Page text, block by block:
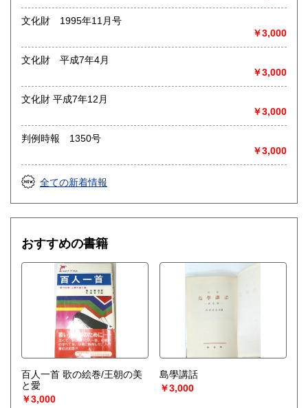
営業時間：-
定休日：-
書籍の買取について
○出張買取は通常、東海圏のみ
※お売り頂ける本の量や質が見込める場合は関東〜近畿エリ
ア要相談
例
【大学の研究室の整理】
【遺品整理で古い紙モノや道具など価値の有無が分からない
ものがある】
【神社仏閣、蔵の整理、中国古典籍など査定にかなりの専門
知識を要する】
場合などお気軽にご相談ください。
-------------------------------------------
買取専用ダイヤル
050-3698-2626
-------------------------------------------
◎宅配買取◎
○30点より宅配送料無料
○梱包用ダンボールの無料送付可能
○買取金額の概算が知りたい方は、事前査定のサービスもぜひ
ご活用下さい。
宅配買取送付先
----------------------------------------
501-0224
文化財 1995年11月号
￥3,000
文化財 平成7年4月
￥3,000
文化財 平成7年12月
￥3,000
判例時報 1350号
￥3,000
全ての新着情報
おすすめの書籍
百人一首 歌の絵巻/王朝の美
と愛
￥3,000
島學講話
￥3,000